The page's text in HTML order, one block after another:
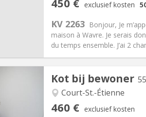
450 € exclusief kosten
KV 2263 Bonjour, Je
maison à Wavre. Je serais
du temps ensemble. J’ai 2
Inrichting
Badkamer:
Oppervlakte:300 m2
Kot bij bewoner
Court-St.-Étienne
460 € exclusief kosten
5-6
per maand
Oppervlakte:55 m2